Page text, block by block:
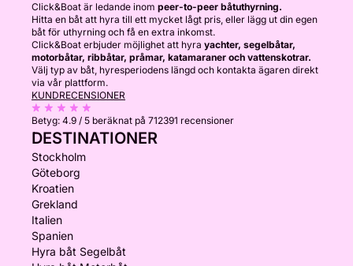
Click&Boat är ledande inom peer-to-peer båtuthyrning.
Hitta en båt att hyra till ett mycket lågt pris, eller lägg ut din egen
båt för uthyrning och få en extra inkomst.
Click&Boat erbjuder möjlighet att hyra yachter, segelbåtar,
motorbåtar, ribbåtar, pråmar, katamaraner och vattenskotrar.
Välj typ av båt, hyresperiodens längd och kontakta ägaren direkt
via vår plattform.
KUNDRECENSIONER
Betyg: 4.9 / 5 beräknat på 712391 recensioner
DESTINATIONER
Stockholm
Göteborg
Kroatien
Grekland
Italien
Spanien
Hyra båt Segelbåt